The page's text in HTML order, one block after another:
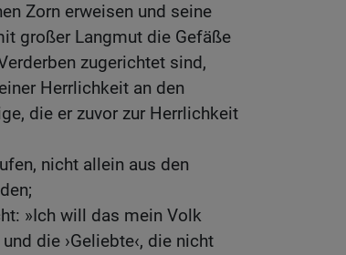
Zorn erweisen und seine
großer Langmut die Gefäße
zugerichtet sind,
Herrlichkeit an den
die er zuvor zur Herrlichkeit
nicht allein aus den
»Ich will das mein Volk
die ›Geliebte‹, die nicht